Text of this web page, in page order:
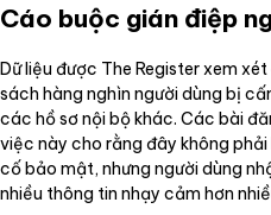
Cáo buộc gián điệp
Dữ liệu được The Register xem
sách hàng nghìn người dùng bị
các hồ sơ nội bộ khác. Các bài
việc này cho rằng đây không
cố bảo mật, nhưng người dùng
nhiều thông tin nhạy cảm hơn